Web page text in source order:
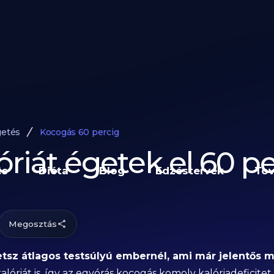
Diéta Blog Edzéstervek
Kocogás 60 percig
égetek el 60
Megosztás
átlagos testsúlyú embernél, ami már jelentős